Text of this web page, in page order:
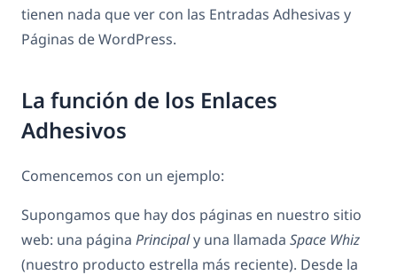
tienen nada que ver con las Entradas Adhesivas y
Páginas de WordPress.
La función de los Enlaces
Adhesivos
Comencemos con un ejemplo:
Supongamos que hay dos páginas en nuestro sitio
web: una página Principaly una llamada Space Whiz
(nuestro producto estrella más reciente). Desde la